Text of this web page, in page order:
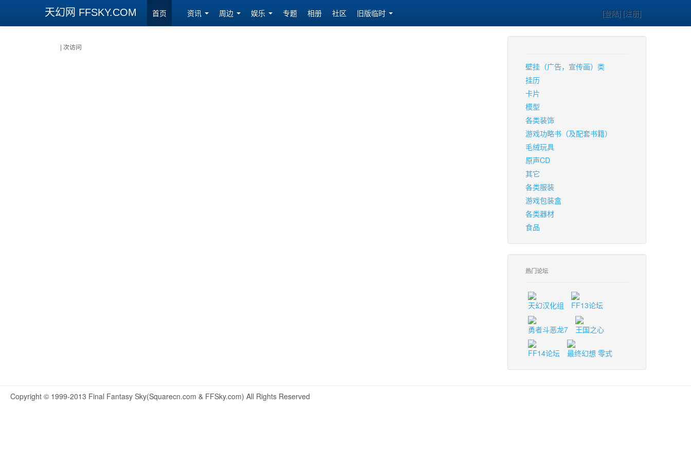
天幻网 FFSKY.COM 首页 资讯 周边 娱乐 专题 相册 社区 旧版临时 [登陆] [注册]
| 次访问
壁挂（广告，宣传画）类
挂历
卡片
模型
各类装饰
游戏功略书（及配套书籍）
毛绒玩具
原声CD
其它
各类服装
游戏包装盒
各类器材
食品
热门论坛
天幻汉化组 FF13论坛
勇者斗恶龙7 王国之心
FF14论坛 最终幻想 零式
Copyright © 1999-2013 Final Fantasy Sky(Squarecn.com & FFSky.com) All Rights Reserved